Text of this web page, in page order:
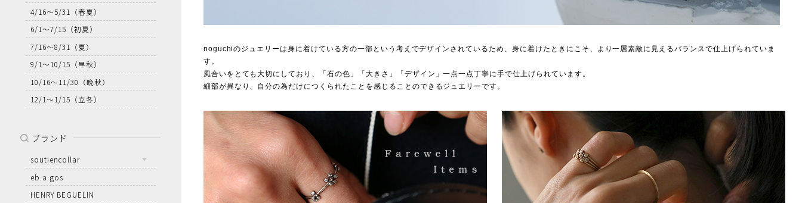
noguchiのジュエリーは身に着けている方の一部という考えでデザインされているため、身に着けたときにこそ、より一層素敵に見えるバランスで仕上げられていま
す。
風合いをとても大切にしており、「石の色」「大きさ」「デザイン」一点一点丁寧に手で仕上げられています。
細部が異なり、自分の為だけにつくられたことを感じることのできるジュエリーです。
4/16～5/31
（春夏）
6/1～7/15 （初夏）
7/16～8/31
（夏）
9/1～10/15 （早秋）
10/16～11/30 （晩秋）
12/1～1/15 （立冬）
ブランド
soutiencollar
eb.a.gos
HENRY BEGUELIN